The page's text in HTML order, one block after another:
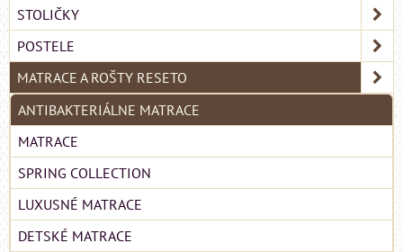
STOLIČKY
POSTELE
MATRACE A ROŠTY RESETO
ANTIBAKTERIÁLNE MATRACE
MATRACE
SPRING COLLECTION
LUXUSNÉ MATRACE
DETSKÉ MATRACE